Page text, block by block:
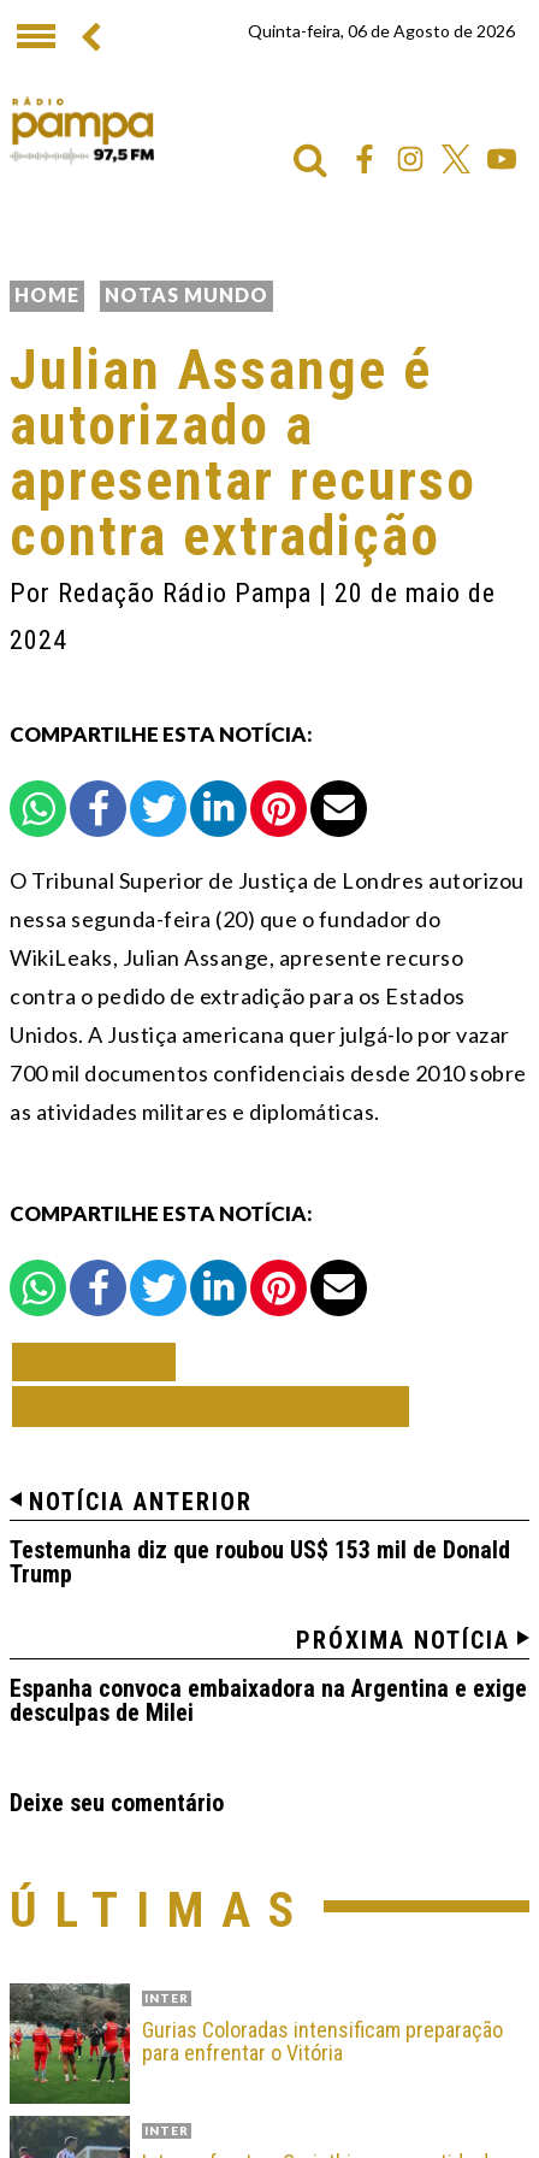
Quinta-feira, 06 de Agosto de 2026
HOME NOTAS MUNDO
Julian Assange é
autorizado a
apresentar recurso
contra extradição
Por Redação Rádio Pampa | 20 de maio de
2024
COMPARTILHE ESTA NOTÍCIA:
O Tribunal Superior de Justiça de Londres autorizou
nessa segunda-feira (20) que o fundador do
WikiLeaks, Julian Assange, apresente recurso
contra o pedido de extradição para os Estados
Unidos. A Justiça americana quer julgá-lo por vazar
700 mil documentos confidenciais desde 2010 sobre
as atividades militares e diplomáticas.
COMPARTILHE ESTA NOTÍCIA:
NOTÍCIA ANTERIOR
Testemunha diz que roubou US$ 153 mil de Donald
Trump
PRÓXIMA NOTÍCIA
Espanha convoca embaixadora na Argentina e exige
desculpas de Milei
Deixe seu comentário
ÚLTIMAS
INTER
Gurias Coloradas intensificam preparação
para enfrentar o Vitória
INTER